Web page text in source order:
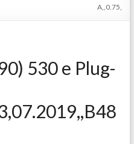
A,,0.75,
530 e Plug-